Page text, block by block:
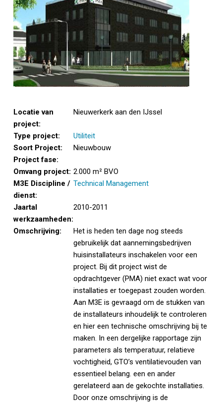
Locatie van
project:
Nieuwerkerk aan den IJssel
Type project:
Utiliteit
Soort Project:
Nieuwbouw
Project fase:
Omvang project: 2.000 m² BVO
M3E Discipline /
dienst:
Technical Management
Jaartal
werkzaamheden:
2010-2011
Omschrijving:
Het is heden ten dage nog steeds
gebruikelijk dat aannemingsbedrijven
huisinstallateurs inschakelen voor een
project. Bij dit project wist de
opdrachtgever (PMA) niet exact wat voor
installaties er toegepast zouden worden.
Aan M3E is gevraagd om de stukken van
de installateurs inhoudelijk te controleren
en hier een technische omschrijving bij te
maken. In een dergelijke rapportage zijn
parameters als temperatuur, relatieve
vochtigheid, GTO’s ventilatievouden van
essentieel belang. een en ander
gerelateerd aan de gekochte installaties.
Door onze omschrijving is de